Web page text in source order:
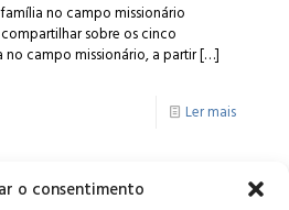
o consentimento
família no campo missionário
sobre os cinco
campo missionário, a partir[…]
Ler mais